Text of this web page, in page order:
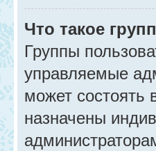
Что такое
Группы
управляемые
может состоять
назначены